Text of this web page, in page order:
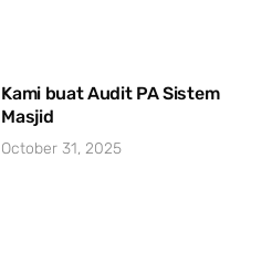
Kami buat Audit PA Sistem
Masjid
October 31, 2025